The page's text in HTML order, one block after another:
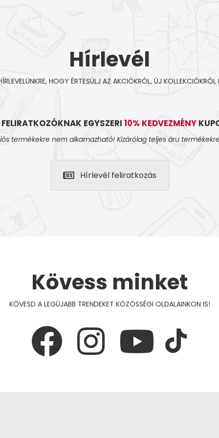
Hírlevél
HOGY ÉRTESÜLJ AZ AKCIÓKRÓL, ÚJ
EGYSZERI 10% KEDVEZMÉNY
termékekre nem alkamazható! Kizárólag teljes áru
Hírlevél feliratkozás
Kövess minket
KÖVESD A LEGÚJABB TRENDEKET KÖZÖSSÉGI OLDALAINKON IS!